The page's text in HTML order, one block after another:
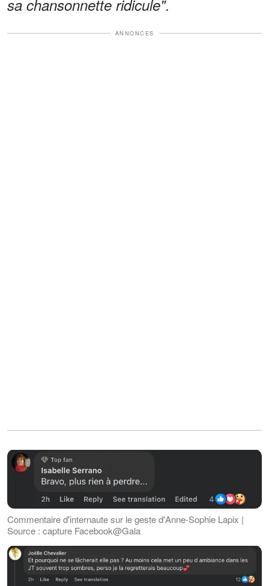
sa chansonnette ridicule".
ANNONCES
Commentaire d'internaute sur le geste d'Anne-Sophie Lapix |
Source : capture Facebook@Gala